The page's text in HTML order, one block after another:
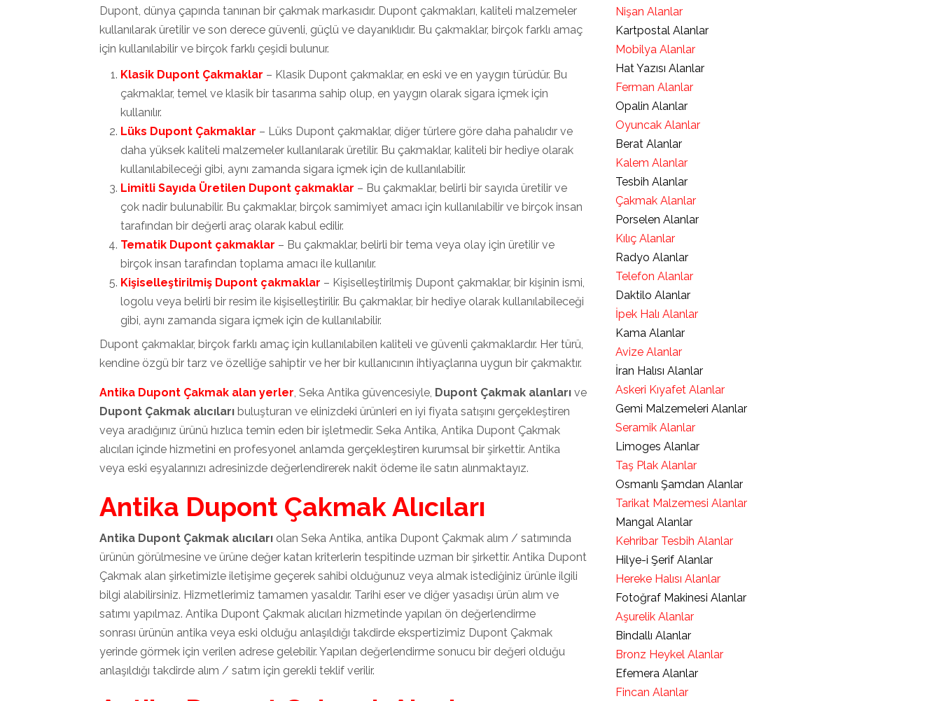
Dupont, dünya çapında tanınan bir çakmak markasıdır. Dupont çakmakları, kaliteli malzemeler
kullanılarak üretilir ve son derece güvenli, güçlü ve dayanıklıdır. Bu çakmaklar, birçok farklı amaç
için kullanılabilir ve birçok farklı çeşidi bulunur.
Klasik Dupont Çakmaklar – Klasik Dupont çakmaklar, en eski ve en yaygın türüdür. Bu
çakmaklar, temel ve klasik bir tasarıma sahip olup, en yaygın olarak sigara içmek için
kullanılır.
Lüks Dupont Çakmaklar – Lüks Dupont çakmaklar, diğer türlere göre daha pahalıdır ve
daha yüksek kaliteli malzemeler kullanılarak üretilir. Bu çakmaklar, kaliteli bir hediye olarak
kullanılabileceği gibi, aynı zamanda sigara içmek için de kullanılabilir.
Limitli Sayıda Üretilen Dupont çakmaklar – Bu çakmaklar, belirli bir sayıda üretilir ve
çok nadir bulunabilir. Bu çakmaklar, birçok samimiyet amacı için kullanılabilir ve birçok insan
tarafından bir değerli araç olarak kabul edilir.
Tematik Dupont çakmaklar – Bu çakmaklar, belirli bir tema veya olay için üretilir ve
birçok insan tarafından toplama amacı ile kullanılır.
Kişiselleştirilmiş Dupont çakmaklar – Kişiselleştirilmiş Dupont çakmaklar, bir kişinin ismi,
logolu veya belirli bir resim ile kişiselleştirilir. Bu çakmaklar, bir hediye olarak kullanılabileceği
gibi, aynı zamanda sigara içmek için de kullanılabilir.
Dupont çakmaklar, birçok farklı amaç için kullanılabilen kaliteli ve güvenli çakmaklardır. Her türü,
kendine özgü bir tarz ve özelliğe sahiptir ve her bir kullanıcının ihtiyaçlarına uygun bir çakmaktır.
Antika Dupont Çakmak alan yerler, Seka Antika güvencesiyle, Dupont Çakmak alanları ve
Dupont Çakmak alıcıları buluşturan ve elinizdeki ürünleri en iyi fiyata satışını gerçekleştiren
veya aradığınız ürünü hızlıca temin eden bir işletmedir. Seka Antika, Antika Dupont Çakmak
alıcıları içinde hizmetini en profesyonel anlamda gerçekleştiren kurumsal bir şirkettir. Antika
veya eski eşyalarınızı adresinizde değerlendirerek nakit ödeme ile satın alınmaktayız.
Antika Dupont Çakmak Alıcıları
Antika Dupont Çakmak alıcıları olan Seka Antika, antika Dupont Çakmak alım / satımında
ürünün görülmesine ve ürüne değer katan kriterlerin tespitinde uzman bir şirkettir. Antika Dupont
Çakmak alan şirketimizle iletişime geçerek sahibi olduğunuz veya almak istediğiniz ürünle ilgili
bilgi alabilirsiniz. Hizmetlerimiz tamamen yasaldır. Tarihi eser ve diğer yasadışı ürün alım ve
satımı yapılmaz. Antika Dupont Çakmak alıcıları hizmetinde yapılan ön değerlendirme
sonrası ürünün antika veya eski olduğu anlaşıldığı takdirde ekspertizimiz Dupont Çakmak
yerinde görmek için verilen adrese gelebilir. Yapılan değerlendirme sonucu bir değeri olduğu
anlaşıldığı takdirde alım / satım için gerekli teklif verilir.
Nişan Alanlar
Kartpostal Alanlar
Mobilya Alanlar
Hat Yazısı Alanlar
Ferman Alanlar
Opalin Alanlar
Oyuncak Alanlar
Berat Alanlar
Kalem Alanlar
Tesbih Alanlar
Çakmak Alanlar
Porselen Alanlar
Kılıç Alanlar
Radyo Alanlar
Telefon Alanlar
Daktilo Alanlar
İpek Halı Alanlar
Kama Alanlar
Avize Alanlar
İran Halısı Alanlar
Askeri Kıyafet Alanlar
Gemi Malzemeleri Alanlar
Seramik Alanlar
Limoges Alanlar
Taş Plak Alanlar
Osmanlı Şamdan Alanlar
Tarikat Malzemesi Alanlar
Mangal Alanlar
Kehribar Tesbih Alanlar
Hilye-i Şerif Alanlar
Hereke Halısı Alanlar
Fotoğraf Makinesi Alanlar
Aşurelik Alanlar
Bindallı Alanlar
Bronz Heykel Alanlar
Efemera Alanlar
Fincan Alanlar